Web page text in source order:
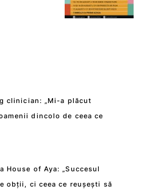
clinician: „Mi-a plăcut
dincolo de ceea ce
House of Aya: „Succesul
obții, ci ceea ce reușești să